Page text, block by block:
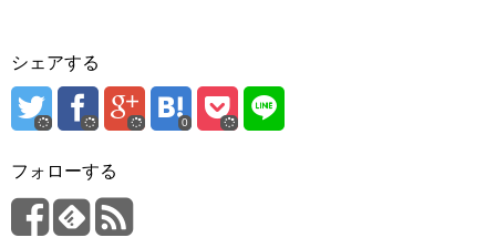
シェアする
0
フォローする